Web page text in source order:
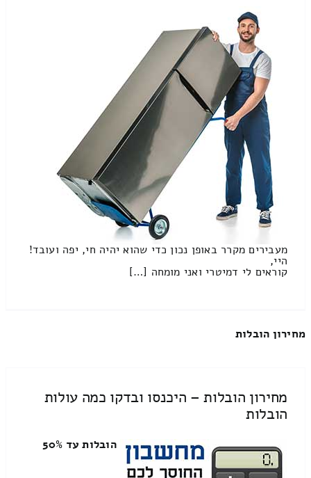
מעבירים מקרר באופן נכון כדי שהוא יהיה חי, יפה ועובד!
היי,
קוראים לי דמיטרי ואני מומחה […]
מחירון הובלות
מחירון הובלות – היכנסו ובדקו כמה עולות
הובלות
הובלות עד 50%